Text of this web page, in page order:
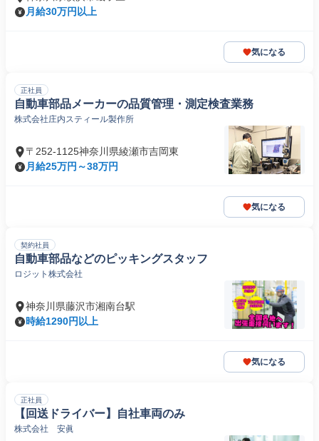
月給30万円以上
気になる
正社員
自動車部品メーカーの品質管理・測定検査業務
株式会社庄内スティール製作所
〒252-1125神奈川県綾瀬市吉岡東
月給25万円～38万円
気になる
契約社員
自動車部品などのピッキングスタッフ
ロジット株式会社
神奈川県藤沢市湘南台駅
時給1290円以上
気になる
正社員
【回送ドライバー】自社車両のみ
株式会社 安眞